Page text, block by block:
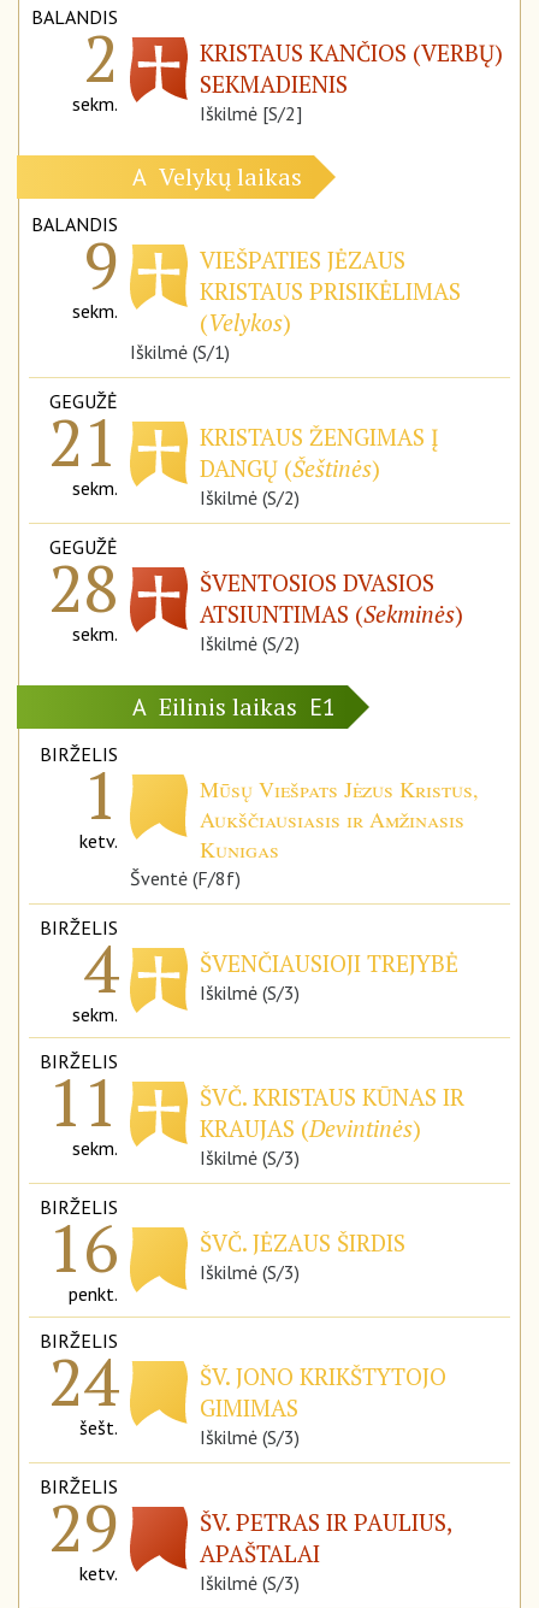
BALANDIS
2
sekm.
KRISTAUS KANČIOS (VERBŲ)
SEKMADIENIS
Iškilmė [S/2]
A Velykų laikas
BALANDIS
9
sekm.
VIEŠPATIES JĖZAUS
KRISTAUS PRISIKĖLIMAS
(Velykos)
Iškilmė (S/1)
GEGUŽĖ
21
sekm.
KRISTAUS ŽENGIMAS Į
DANGŲ (Šeštinės)
Iškilmė (S/2)
GEGUŽĖ
28
sekm.
ŠVENTOSIOS DVASIOS
ATSIUNTIMAS (Sekminės)
Iškilmė (S/2)
A Eilinis laikas E1
BIRŽELIS
1
ketv.
Mūsų Viešpats Jėzus Kristus,
Aukščiausiasis ir Amžinasis
Kunigas
Šventė (F/8f)
BIRŽELIS
4
sekm.
ŠVENČIAUSIOJI TREJYBĖ
Iškilmė (S/3)
BIRŽELIS
11
sekm.
ŠVČ. KRISTAUS KŪNAS IR
KRAUJAS (Devintinės)
Iškilmė (S/3)
BIRŽELIS
16
penkt.
ŠVČ. JĖZAUS ŠIRDIS
Iškilmė (S/3)
BIRŽELIS
24
šešt.
ŠV. JONO KRIKŠTYTOJO
GIMIMAS
Iškilmė (S/3)
BIRŽELIS
29
ketv.
ŠV. PETRAS IR PAULIUS,
APAŠTALAI
Iškilmė (S/3)